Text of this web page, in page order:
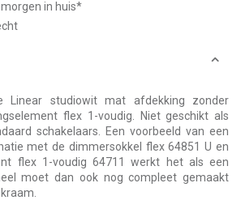
in huis*
Linear studiowit mat afdekking zonder
flex 1-voudig. Niet geschikt als
schakelaars. Een voorbeeld van een
met de dimmersokkel flex 64851 U en
flex 1-voudig 64711 werkt het als een
moet dan ook nog compleet gemaakt